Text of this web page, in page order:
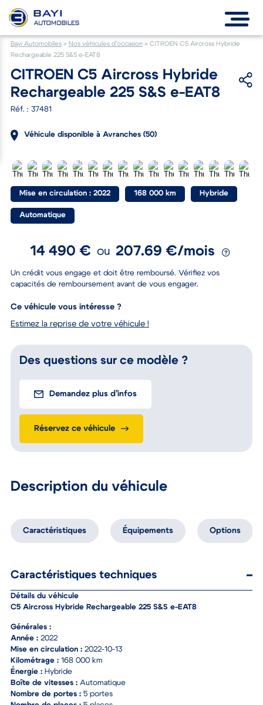
Bayi Automobiles> Nos véhicules d’occasion> CITROEN C5 Aircross Hybride
Rechargeable 225 S&S e-EAT8
Caractéristiques techniques
C5 Aircross Hybride Rechargeable 225 S&S e-EAT8
Générales :
Année :2022
Mise en circulation :
Kilométrage :168 000 km
Énergie :Hybride
CITROEN C5 Aircross Hybride
Rechargeable 225 S&S e-EAT8
Réf. : 37481
Véhicule disponible à Avranches (50)
Mise en circulation : 2022
14 490 € ou 207.69 €/mois
capacités de remboursement avant de vous engager.
Ce véhicule vous intéresse ?
Estimez la reprise de votre véhicule !
Des questions sur ce modèle ?
Demandez plus d’infos
Réservez ce véhicule